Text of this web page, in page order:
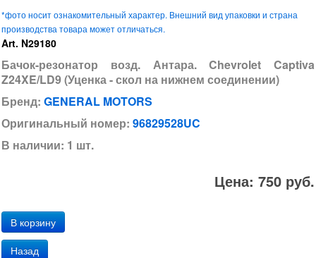
*фото носит ознакомительный характер. Внешний вид упаковки и страна
производства товара может отличаться.
Art. N29180
Бачок-резонатор возд. Антара. Chevrolet Captiva
Z24XE/LD9 (Уценка - скол на нижнем соединении)
Бренд: GENERAL MOTORS
Оригинальный номер: 96829528UC
В наличии: 1 шт.
Цена: 750 руб.
Назад